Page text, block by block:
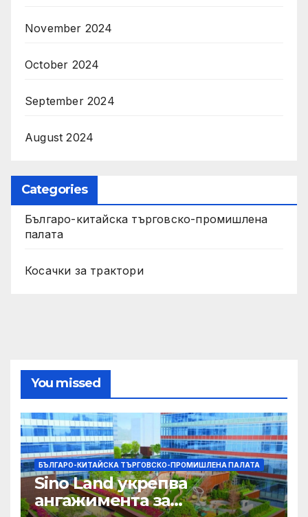
November 2024
October 2024
September 2024
August 2024
Categories
Българо-китайска търговско-промишлена
палата
Косачки за трактори
You missed
БЪЛГАРО-КИТАЙСКА ТЪРГОВСКО-ПРОМИШЛЕНА ПАЛАТА
Sino Land укрепва
ангажимента за